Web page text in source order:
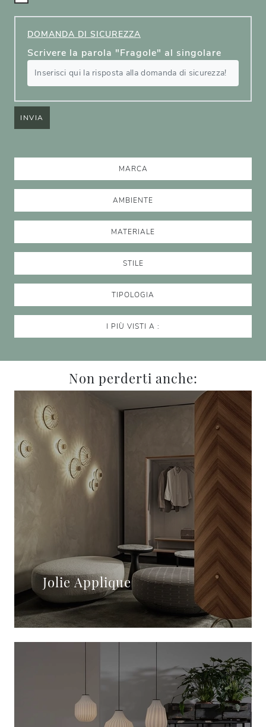
DOMANDA DI SICUREZZA
Scrivere la parola "Fragole" al singolare
INVIA
MARCA
AMBIENTE
MATERIALE
STILE
TIPOLOGIA
I PIÙ VISTI A :
Non perderti anche:
Jolie Applique